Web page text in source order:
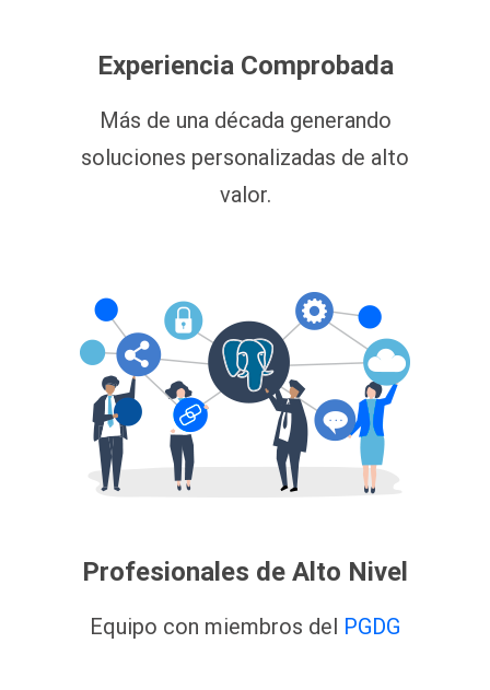
Experiencia Comprobada
Más de una década generando
soluciones personalizadas de alto
valor.
Profesionales de Alto Nivel
Equipo con miembros del PGDG